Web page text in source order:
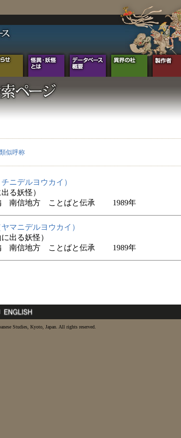
類似呼称
ニデルヨウカイ）
る妖怪）
南信地方 ことばと伝承 1989年
マニデルヨウカイ）
出る妖怪）
南信地方 ことばと伝承 1989年
Studies, Kyoto, Japan. All rights reserved.